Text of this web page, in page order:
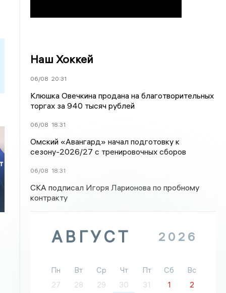
Наш Хоккей
06/08 20:31
Клюшка Овечкина продана на благотворительных
торгах за 940 тысяч рублей
06/08 18:31
Омский «Авангард» начал подготовку к
сезону-2026/27 с тренировочных сборов
06/08 18:31
СКА подписал Игоря Ларионова по пробному
контракту
АВГУСТ 2026
Пн Вт Ср Чт Пт Сб
Вс
27
28 29 30 31 1
2